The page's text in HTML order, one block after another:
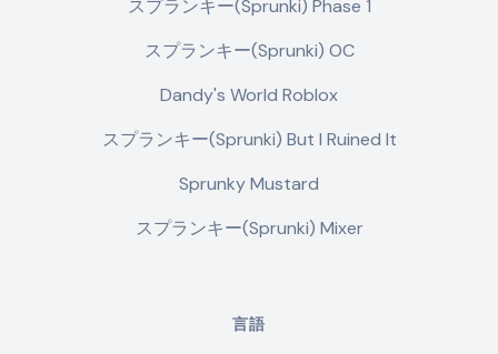
スプランキー(Sprunki) Phase 1
スプランキー(Sprunki) OC
Dandy's World Roblox
スプランキー(Sprunki) But I Ruined It
Sprunky Mustard
スプランキー(Sprunki) Mixer
言語